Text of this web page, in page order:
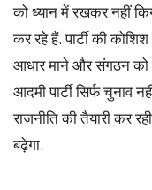
को ध्यान में रखकर नहीं
कर रहे हैं. पार्टी की
आधार माने और संगठन
आदमी पार्टी सिर्फ चुनाव
राजनीति की तैयारी कर
बढ़ेगा.